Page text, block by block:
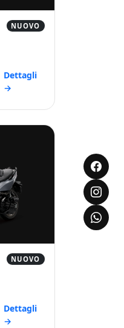
NUOVO
Dettagli
→
NUOVO
Dettagli
→